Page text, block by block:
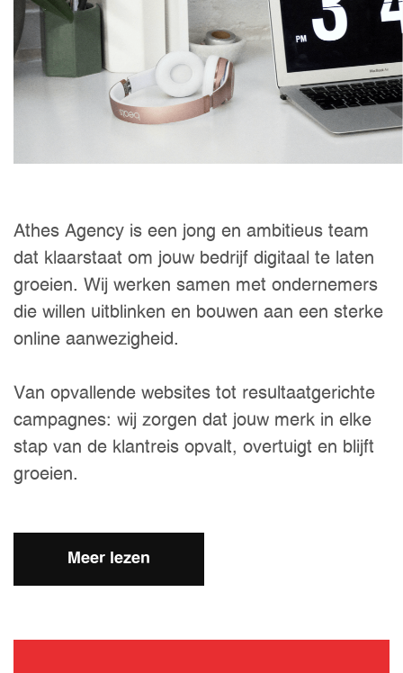
Athes Agency is een jong en ambitieus team
dat klaarstaat om jouw bedrijf digitaal te laten
groeien. Wij werken samen met ondernemers
die willen uitblinken en bouwen aan een sterke
online aanwezigheid.
Van opvallende websites tot resultaatgerichte
campagnes: wij zorgen dat jouw merk in elke
stap van de klantreis opvalt, overtuigt en blijft
groeien.
Meer lezen